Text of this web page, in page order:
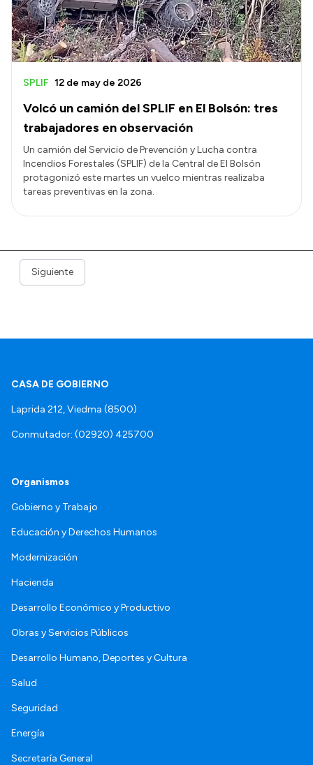
Volcó un camión del SPLIF en El Bolsón: tres
trabajadores en observación
SPLIF 12 de may de 2026
Un camión del Servicio de Prevención y Lucha contra
Incendios Forestales (SPLIF) de la Central de El Bolsón
protagonizó este martes un vuelco mientras realizaba
tareas preventivas en la zona.
Siguiente
CASA DE GOBIERNO
Laprida 212, Viedma (8500)
Conmutador: (02920) 425700
Organismos
Gobierno y Trabajo
Educación y Derechos Humanos
Modernización
Hacienda
Desarrollo Económico y Productivo
Obras y Servicios Públicos
Desarrollo Humano, Deportes y Cultura
Salud
Seguridad
Energía
Secretaría General